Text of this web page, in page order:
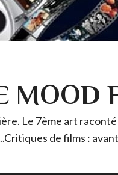
MOOD
Le 7ème art
de films :